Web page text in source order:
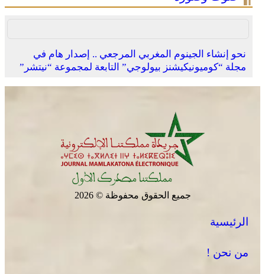
نحو إنشاء الجينوم المغربي المرجعي .. إصدار هام في
مجلة “كوميونيكيشنز بيولوجي” التابعة لمجموعة “نيتشر”
جميع الحقوق محفوظة © 2026
الرئيسية
من نحن !